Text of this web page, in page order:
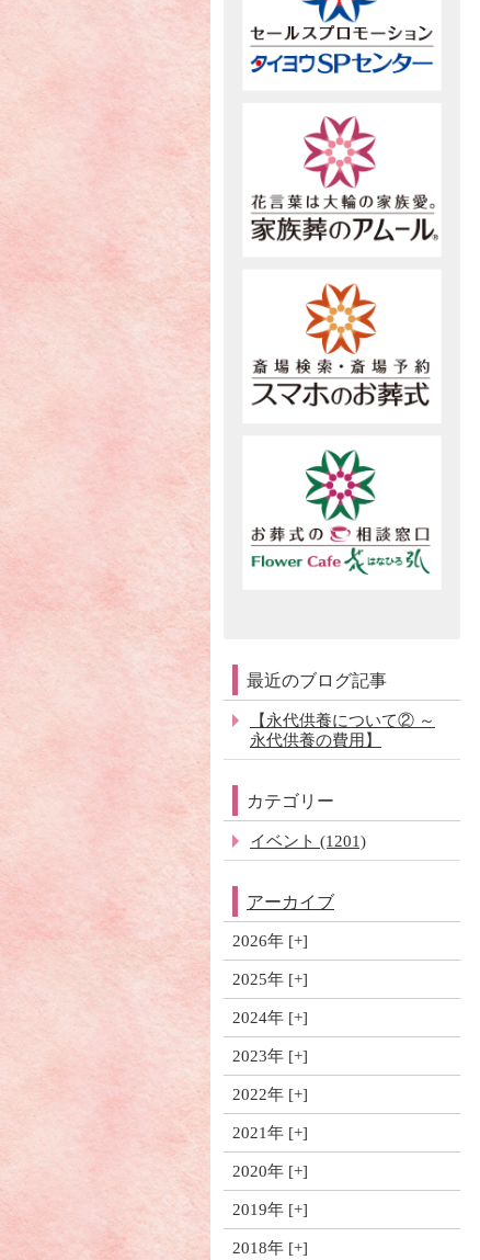
最近のブログ記事
【永代供養について② ～
永代供養の費用】
カテゴリー
イベント (1201)
アーカイブ
2026年
2025年
2024年
2023年
2022年
2021年
2020年
2019年
2018年